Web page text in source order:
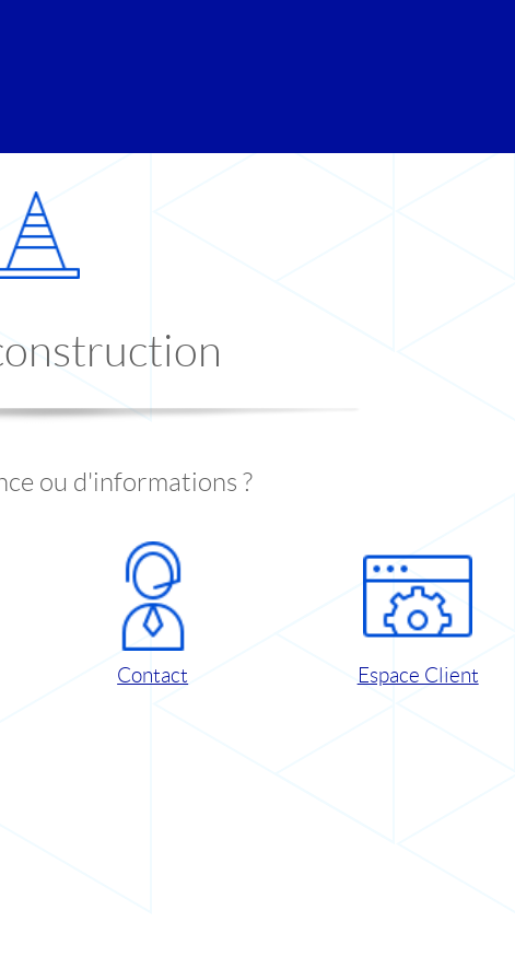
ou d'informations ?
Contact Espace Client